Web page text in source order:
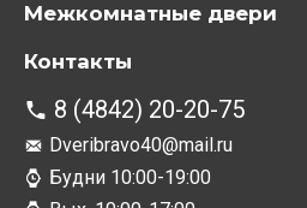
Межкомнатные двери
Контакты
8 (4842) 20-20-75
Dveribravo40@mail.ru
Будни 10:00-19:00